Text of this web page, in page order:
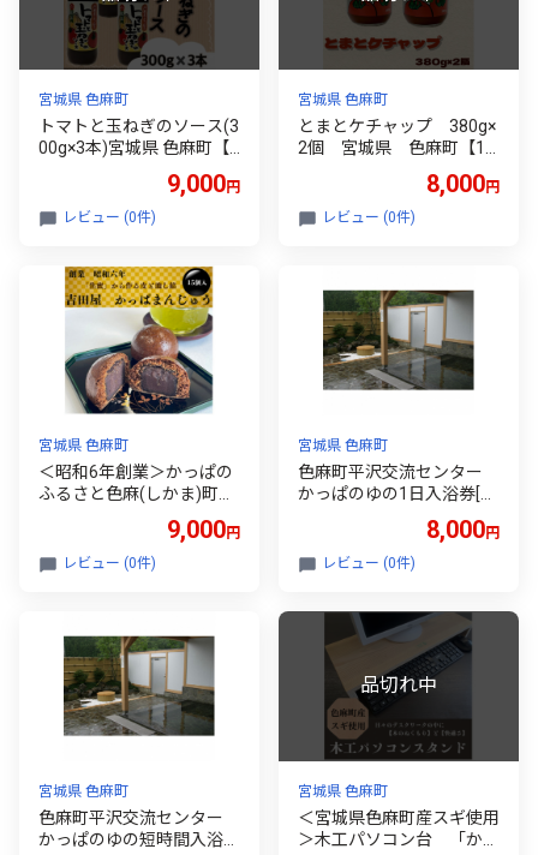
宮城県 色麻町
トマトと玉ねぎのソース(3
00g×3本)宮城県 色麻町【1
9,000円
レビュー (0件)
宮城県 色麻町
とまとケチャップ 380g×
2個 宮城県 色麻町【15
8,000円
レビュー (0件)
宮城県 色麻町
＜昭和6年創業＞かっぱの
ふるさと色麻(しかま)町
9,000円
レビュー (0件)
宮城県 色麻町
色麻町平沢交流センター
かっぱのゆの1日入浴券[2
8,000円
レビュー (0件)
宮城県 色麻町
色麻町平沢交流センター
かっぱのゆの短時間入浴券
宮城県 色麻町
＜宮城県色麻町産スギ使用
＞木工パソコン台 「かっ